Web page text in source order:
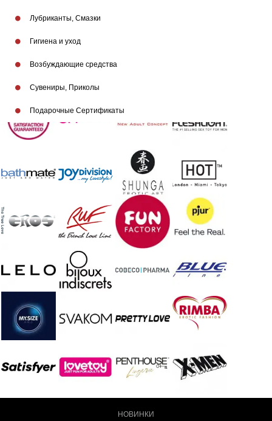
Лубриканты, Смазки
Гигиена и уход
Возбуждающие средства
Сувениры, Приколы
Подарочные Сертификаты
НОВИНКИ